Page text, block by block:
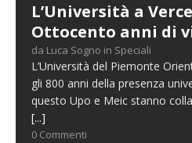
L’Università a
Ottocento anni di
da Luca Sogno in Speciali
L’Università del Piemonte
gli 800 anni della presenza
questo Upo e Meic stanno
[...]
0 Commenti